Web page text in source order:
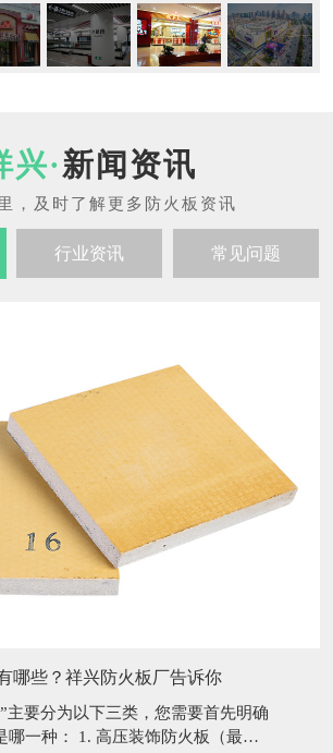
新闻资讯
行业资讯 常见问题
哪些？祥兴防火板厂告诉你
”主要分为以下三类，您需要首先明确
哪一种： 1. 高压装饰防火板（最常